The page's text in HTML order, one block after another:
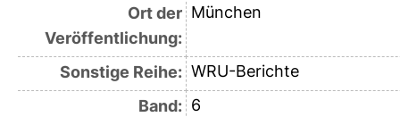
Ort der
Veröffentlichung:
München
Sonstige Reihe: WRU-Berichte
Band: 6